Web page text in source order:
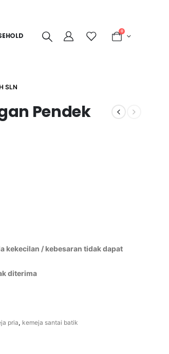
0
SLN
Pendek
kekecilan / kebesaran tidak dapat
diterima
pria, kemeja santai batik